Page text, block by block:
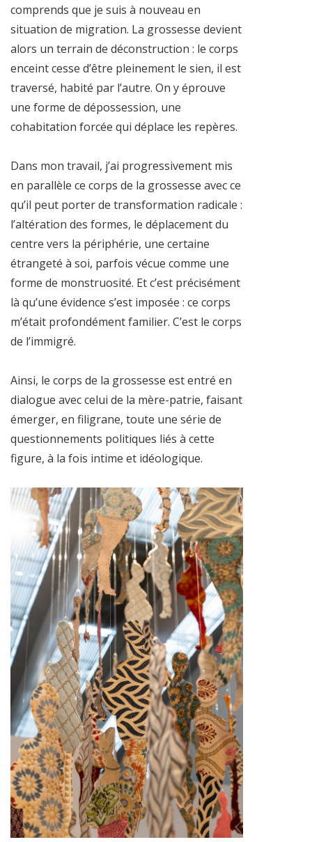
comprends que je suis à nouveau en
situation de migration. La grossesse devient
alors un terrain de déconstruction : le corps
enceint cesse d’être pleinement le sien, il est
traversé, habité par l’autre. On y éprouve
une forme de dépossession, une
cohabitation forcée qui déplace les repères.
Dans mon travail, j’ai progressivement mis
en parallèle ce corps de la grossesse avec ce
qu’il peut porter de transformation radicale :
l’altération des formes, le déplacement du
centre vers la périphérie, une certaine
étrangeté à soi, parfois vécue comme une
forme de monstruosité. Et c’est précisément
là qu’une évidence s’est imposée : ce corps
m’était profondément familier. C’est le corps
de l’immigré.
Ainsi, le corps de la grossesse est entré en
dialogue avec celui de la mère-patrie, faisant
émerger, en filigrane, toute une série de
questionnements politiques liés à cette
figure, à la fois intime et idéologique.